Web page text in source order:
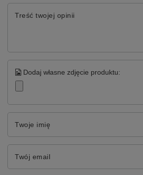
Treść twojej opinii
Dodaj własne zdjęcie produktu:
Twoje imię
Twój email